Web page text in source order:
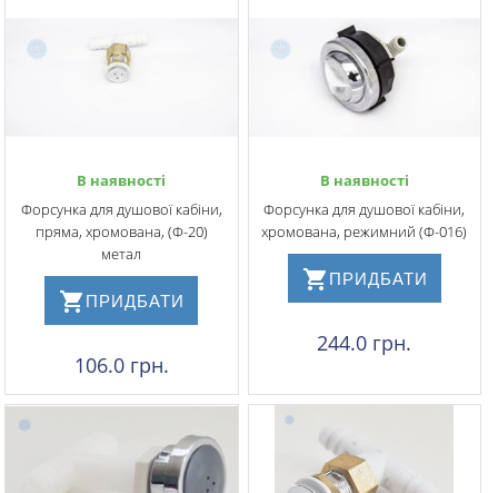
В наявності
Форсунка для душової кабіни,
пряма, хромована, (Ф-20)
метал
ПРИДБАТИ
106.0 грн.
В наявності
Форсунка для душової кабіни,
хромована, режимний (Ф-016)
ПРИДБАТИ
244.0 грн.